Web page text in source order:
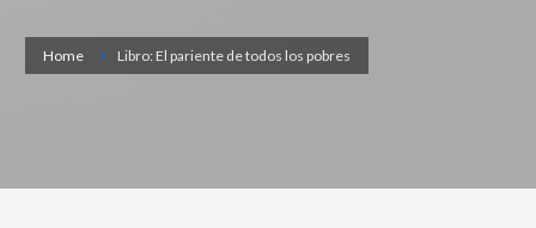
Home Libro: El pariente de todos los pobres